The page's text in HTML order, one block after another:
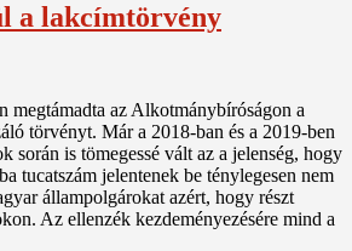
a lakcímtörvény
megtámadta az Alkotmánybíróságon a
törvényt. Már a 2018-ban és a 2019-ben
során is tömegessé vált az a jelenség, hogy
tucatszám jelentenek be ténylegesen nem
állampolgárokat azért, hogy részt
Az ellenzék kezdeményezésére mind a